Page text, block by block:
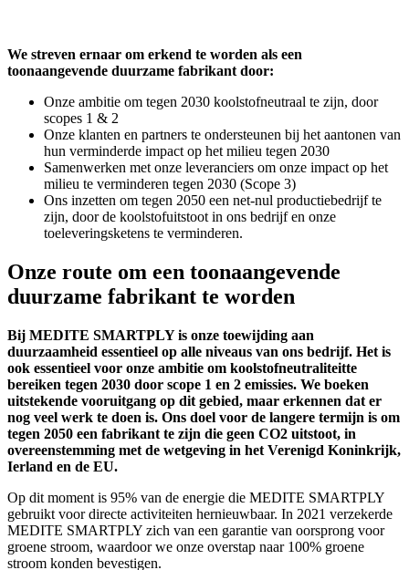
We streven ernaar om erkend te worden als een
toonaangevende duurzame fabrikant door:
Onze ambitie om tegen 2030 koolstofneutraal te zijn, door
scopes 1 & 2
Onze klanten en partners te ondersteunen bij het aantonen van
hun verminderde impact op het milieu tegen 2030
Samenwerken met onze leveranciers om onze impact op het
milieu te verminderen tegen 2030 (Scope 3)
Ons inzetten om tegen 2050 een net-nul productiebedrijf te
zijn, door de koolstofuitstoot in ons bedrijf en onze
toeleveringsketens te verminderen.
Onze route om een toonaangevende
duurzame fabrikant te worden
Bij MEDITE SMARTPLY is onze toewijding aan
duurzaamheid essentieel op alle niveaus van ons bedrijf. Het is
ook essentieel voor onze ambitie om koolstofneutraliteitte
bereiken tegen 2030 door scope 1 en 2 emissies. We boeken
uitstekende vooruitgang op dit gebied, maar erkennen dat er
nog veel werk te doen is. Ons doel voor de langere termijn is om
tegen 2050 een fabrikant te zijn die geen CO2 uitstoot, in
overeenstemming met de wetgeving in het Verenigd Koninkrijk,
Ierland en de EU.
Op dit moment is 95% van de energie die MEDITE SMARTPLY
gebruikt voor directe activiteiten hernieuwbaar. In 2021 verzekerde
MEDITE SMARTPLY zich van een garantie van oorsprong voor
groene stroom, waardoor we onze overstap naar 100% groene
stroom konden bevestigen.